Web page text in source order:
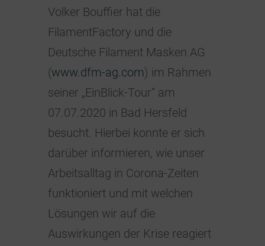
Volker Bouffier hat die
FilamentFactory und die
Deutsche Filament Masken AG
(www.dfm-ag.com) im Rahmen
seiner „EinBlick-Tour“ am
07.07.2020 in Bad Hersfeld
besucht. Hierbei konnte er sich
darüber informieren, wie unser
Arbeitsalltag in Corona-Zeiten
funktioniert und mit welchen
Lösungen wir auf die
Auswirkungen der Krise reagiert